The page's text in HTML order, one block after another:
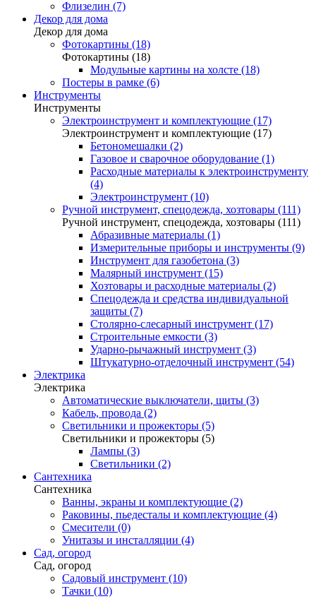
Флизелин (7)
Декор для дома
Декор для дома
Фотокартины (18)
Фотокартины (18)
Модульные картины на холсте (18)
Постеры в рамке (6)
Инструменты
Инструменты
Электроинструмент и комплектующие (17)
Электроинструмент и комплектующие (17)
Бетономешалки (2)
Газовое и сварочное оборудование (1)
Расходные материалы к электроинструменту
(4)
Электроинструмент (10)
Ручной инструмент, спецодежда, хозтовары (111)
Ручной инструмент, спецодежда, хозтовары (111)
Абразивные материалы (1)
Измерительные приборы и инструменты (9)
Инструмент для газобетона (3)
Малярный инструмент (15)
Хозтовары и расходные материалы (2)
Спецодежда и средства индивидуальной
защиты (7)
Столярно-слесарный инструмент (17)
Строительные емкости (3)
Ударно-рычажный инструмент (3)
Штукатурно-отделочный инструмент (54)
Электрика
Электрика
Автоматические выключатели, щиты (3)
Кабель, провода (2)
Светильники и прожекторы (5)
Светильники и прожекторы (5)
Лампы (3)
Светильники (2)
Сантехника
Сантехника
Ванны, экраны и комплектующие (2)
Раковины, пьедесталы и комплектующие (4)
Смесители (0)
Унитазы и инсталляции (4)
Сад, огород
Сад, огород
Садовый инструмент (10)
Тачки (10)